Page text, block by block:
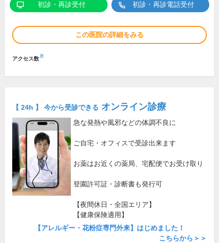
初診・再診受付 初診・再診電話受付
この医院の詳細をみる
アクセス数※
【 24h 】 今から受診できる オンライン診療
急な発熱や風邪などの体調不良に
ご自宅・オフィスで受診出来ます
お薬はお近くの薬局、宅配便でお受け取り
登園許可証・診断書も発行可
【夜間休日・全国エリア】
【健康保険適用】
【アレルギー・花粉症専門外来】はじめました！
こちらから＞＞